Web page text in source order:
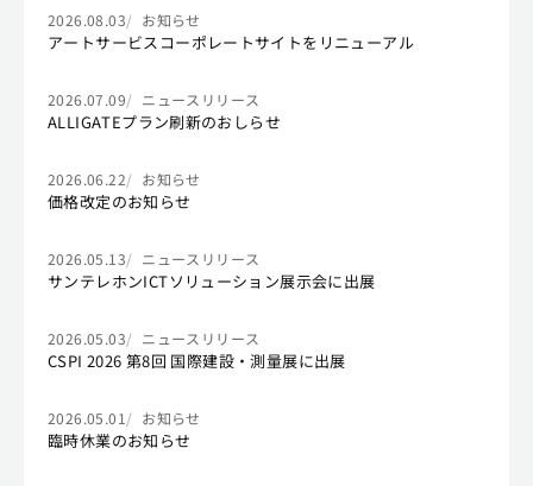
2026.08.03 お知らせ
アートサービスコーポレートサイトをリニューアル
2026.07.09 ニュースリリース
ALLIGATEプラン刷新のおしらせ
2026.06.22 お知らせ
価格改定のお知らせ
2026.05.13 ニュースリリース
サンテレホンICTソリューション展示会に出展
2026.05.03 ニュースリリース
CSPI 2026 第8回 国際建設・測量展に出展
2026.05.01 お知らせ
臨時休業のお知らせ